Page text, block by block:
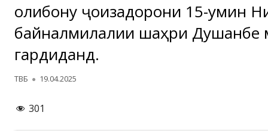
Ғолибону ҷоизадорони 15-умин
байналмилалии шаҳри Душанбе
гардиданд.
Автор
ТВБ Опубликовано
19.04.2025
301